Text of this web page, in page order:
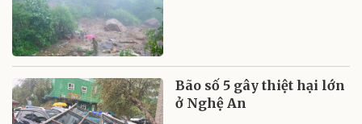
Bão số 5 gây thiệt hại lớn
ở Nghệ An